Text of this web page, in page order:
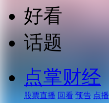
好看
话题
点掌财经
股票直播 回看 预告 点播